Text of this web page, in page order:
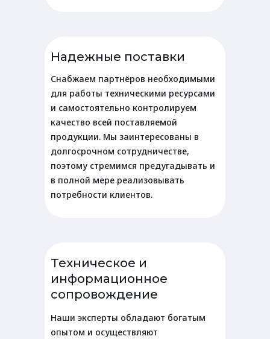
Надежные поставки
Снабжаем партнёров необходимыми
для работы техническими ресурсами
и самостоятельно контролируем
качество всей поставляемой
продукции. Мы заинтересованы в
долгосрочном сотрудничестве,
поэтому стремимся предугадывать и
в полной мере реализовывать
потребности клиентов.
Техническое и
информационное
сопровождение
Наши эксперты обладают богатым
опытом и осуществляют